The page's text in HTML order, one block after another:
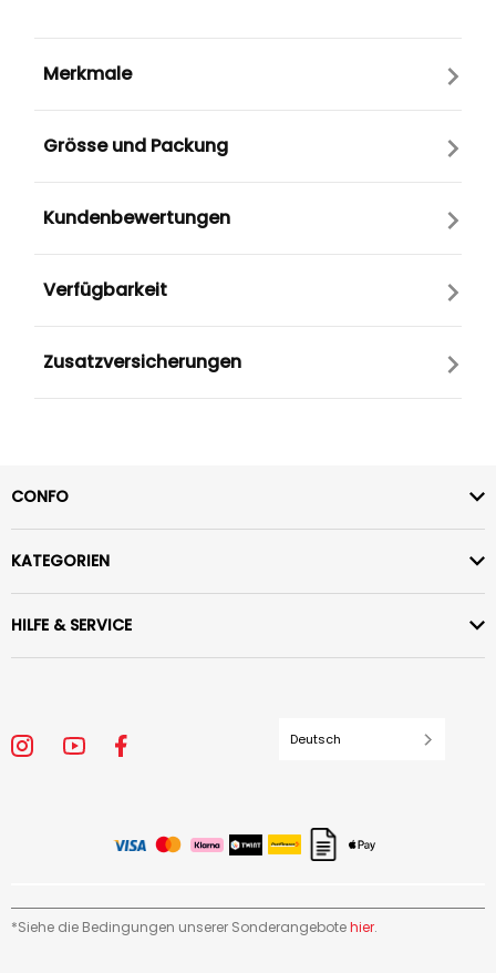
Merkmale
Grösse und Packung
Kundenbewertungen
Verfügbarkeit
Zusatzversicherungen
CONFO
KATEGORIEN
HILFE & SERVICE
Deutsch
*Siehe die Bedingungen unserer Sonderangebotehier.